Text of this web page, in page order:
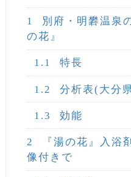
1
別府・明礬温泉
の花』
1.1 特長
1.2 分析表(大分
1.3 効能
2
『湯の花』入浴
像付きで